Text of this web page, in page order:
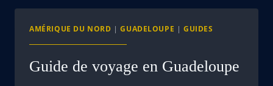
AMÉRIQUE DU NORD |GUADELOUPE |GUIDES
Guide de voyage en Guadeloupe